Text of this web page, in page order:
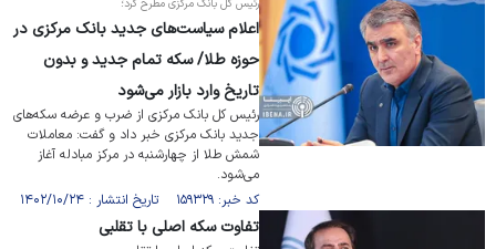
رئیس کل بانک مرکزی مطرح کرد؛
اعلام سیاست‌های جدید بانک مرکزی در
حوزه طلا/ سکه تمام جدید و بدون
تاریخ وارد بازار می‌شود
رئیس کل بانک مرکزی از ضرب و عرضه سکه‌های
جدید بانک مرکزی خبر داد و گفت: معاملات
شمش طلا از چهارشنبه در مرکز مبادله آغاز
می‌شود.
کد خبر: ۱۵۹۳۲۹ تاریخ انتشار : ۱۴۰۲/۱۰/۲۴
تفاوت سکه اصلی با تقلبی